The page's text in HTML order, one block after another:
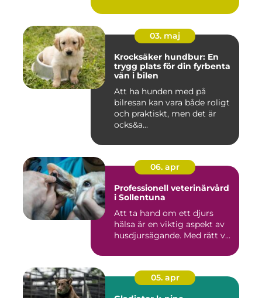
03. maj
Krocksäker hundbur: En
trygg plats för din fyrbenta
vän i bilen
Att ha hunden med på
bilresan kan vara både roligt
och praktiskt, men det är
ocks&a...
06. apr
Professionell veterinärvård
i Sollentuna
Att ta hand om ett djurs
hälsa är en viktig aspekt av
husdjursägande. Med rätt v...
05. apr